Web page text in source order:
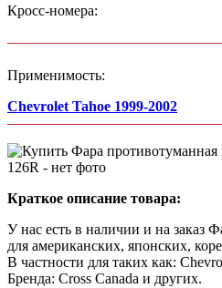
Кросс-номера:
Применимость:
Chevrolet Tahoe 1999-2002
Краткое описание товара:
У нас есть в наличии и на заказ
для американских, японских,
В частности для таких как:
Бренда: Cross Canada и других.